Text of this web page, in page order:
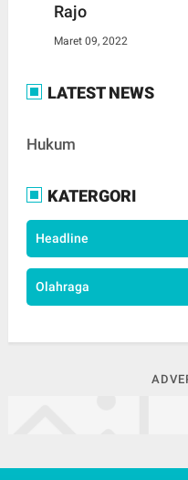
Rajo
Maret 09, 2022
LATEST NEWS
Hukum
KATERGORI
Headline
Olahraga